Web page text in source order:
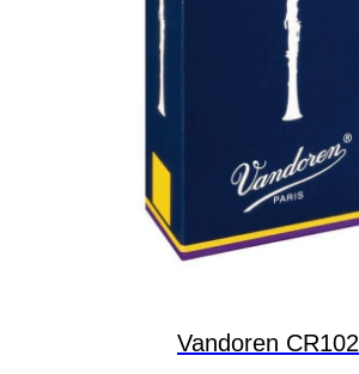
Vandoren CR102